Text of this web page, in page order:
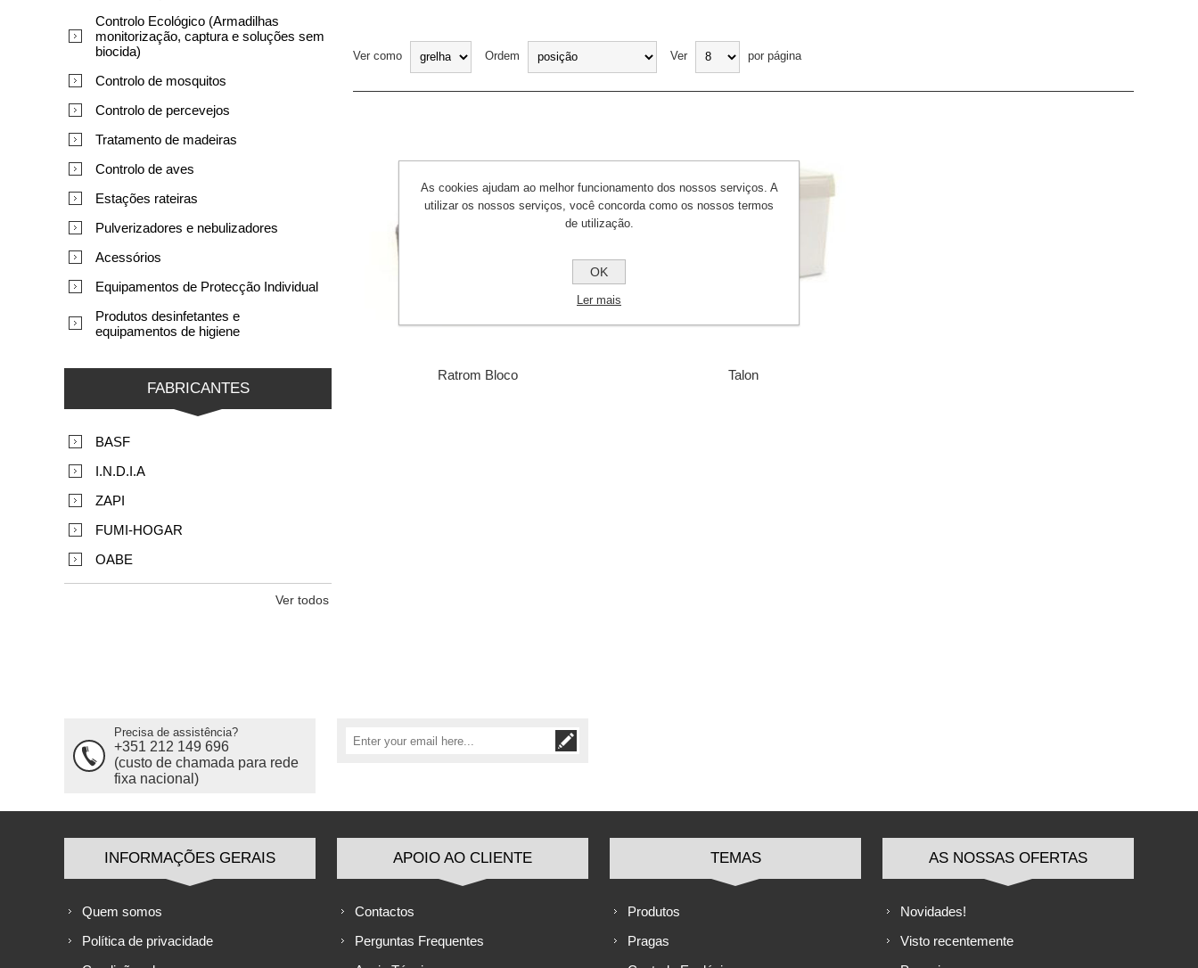
Ver como Ordem Ver por página
Ratrom Bloco Talon
Controlo Ecológico (Armadilhas
monitorização, captura e soluções sem
biocida)
Controlo de mosquitos
Controlo de percevejos
Tratamento de madeiras
Controlo de aves
Estações rateiras
Pulverizadores e nebulizadores
Acessórios
Equipamentos de Protecção Individual
Produtos desinfetantes e
equipamentos de higiene
FABRICANTES
BASF
I.N.D.I.A
ZAPI
FUMI-HOGAR
OABE
Ver todos
Precisa de assistência?
+351 212 149 696
(custo de chamada para rede
fixa nacional)
INFORMAÇÕES GERAIS
Quem somos
Política de privacidade
APOIO AO CLIENTE
Contactos
Perguntas Frequentes
TEMAS
Produtos
Pragas
AS NOSSAS OFERTAS
Novidades!
Visto recentemente
As cookies ajudam ao melhor funcionamento dos nossos serviços. A
utilizar os nossos serviços, você concorda como os nossos termos
de utilização.
OK
Ler mais